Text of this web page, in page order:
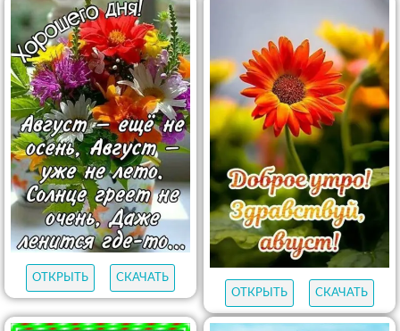
ОТКРЫТЬ
СКАЧАТЬ
ОТКРЫТЬ
СКАЧАТЬ